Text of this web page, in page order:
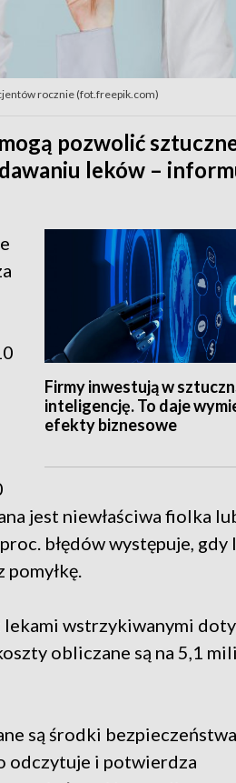
rocznie (fot.freepik.com)
pozwolić
leków –
Firmy inwestują w
inteligencję. To daje
efekty biznesowe
jest niewłaściwa fiolka
błędów występuje, gdy
pomyłkę.
lekami wstrzykiwanymi
obliczane są na 5,1
są środki bezpieczeństwa
odczytuje i potwierdza